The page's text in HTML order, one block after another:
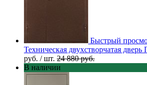
Быстрый
Техническая двухстворчатая
руб. / шт. 24 880 руб.
В наличии